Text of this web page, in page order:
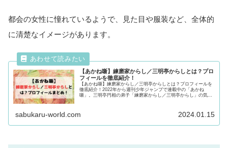
都会の女性に憧れているようで、見た目や服装など、全体的
に清楚なイメージがあります。
【あかね噺】練磨家からし／三明亭からしとは？プロ
フィールを徹底紹介！
【あかね噺】練磨家からし／三明亭からしとは？プロフィールを
徹底紹介！2022年から週刊少年ジャンプで連載中の「あかね
噺」。三明亭円相の弟子「練磨家からし／三明亭からし」の気に
sabukaru-world.com 2024.01.15